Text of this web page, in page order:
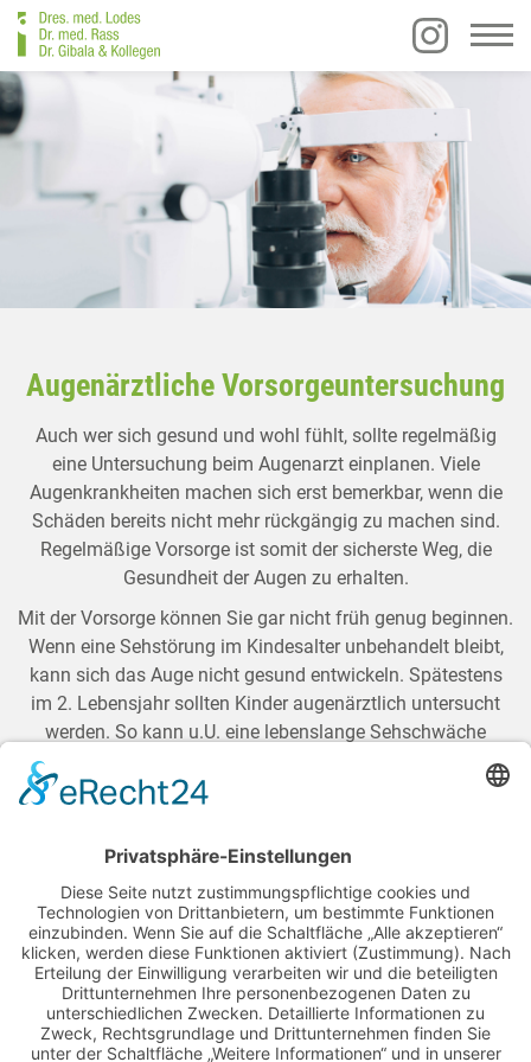
Augenärztliche Vorsorgeuntersuchung
Auch wer sich gesund und wohl fühlt, sollte regelmäßig
eine Untersuchung beim Augenarzt einplanen. Viele
Augenkrankheiten machen sich erst bemerkbar, wenn die
Schäden bereits nicht mehr rückgängig zu machen sind.
Regelmäßige Vorsorge ist somit der sicherste Weg, die
Gesundheit der Augen zu erhalten.
Mit der Vorsorge können Sie gar nicht früh genug beginnen.
Wenn eine Sehstörung im Kindesalter unbehandelt bleibt,
kann sich das Auge nicht gesund entwickeln. Spätestens
im 2. Lebensjahr sollten Kinder augenärztlich untersucht
werden. So kann u.U. eine lebenslange Sehschwäche
Auch im Schulalter sollten die Augen regelmäßig
Kurzsichtigkeit (einfache Myopie) in der Regel zwischen
dem 10. und 12. Lebensjahr.
Mit zunehmendem Alter verliert die Augenlinse ihre
Elastizität, was zu Alterssichtigkeit führt. Zudem steigt die
Gefahr von Augenkrankheiten. Dazu gehört vor allem der
grüne Star (Glaukom), eine tückische Krankheit, bei der es
anfangs kaum Symptome gibt. Später droht die